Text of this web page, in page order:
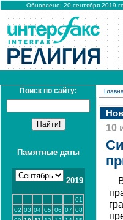
Обновлено: 20 сентября 2019
Поиск по сайту:
Памятные даты
2019
01
02 03 04 05 06 07 08
10